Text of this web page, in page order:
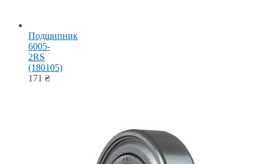
Подшипник
6005-
2RS
(180105)
171 ₴